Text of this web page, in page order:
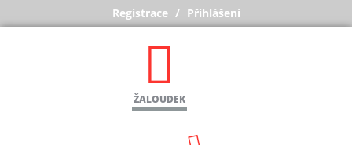
Registrace Přihlášení
ŽALOUDEK